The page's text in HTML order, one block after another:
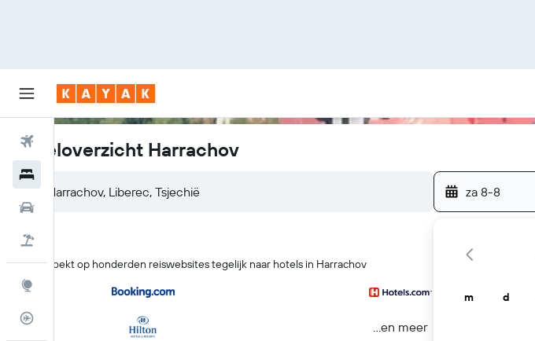
Vliegtickets
Hoteloverzicht Harrachov
za 8-8
KAYAK zoekt op honderden reiswebsites tegelijk naar hotels in Harrachov
...en meer
m d